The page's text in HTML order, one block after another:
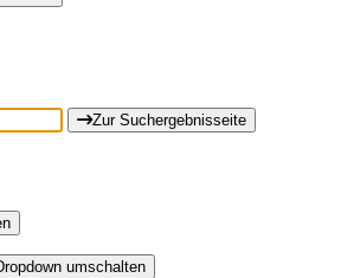
Zur Suchergebnisseite
umschalten